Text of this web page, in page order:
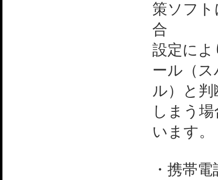
策ソフ
合
設定に
ール（
ル）と
しまう
います。
・携帯